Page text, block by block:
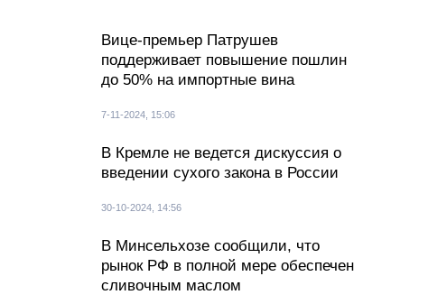
Вице-премьер Патрушев
поддерживает повышение пошлин
до 50% на импортные вина
7-11-2024, 15:06
В Кремле не ведется дискуссия о
введении сухого закона в России
30-10-2024, 14:56
В Минсельхозе сообщили, что
рынок РФ в полной мере обеспечен
сливочным маслом